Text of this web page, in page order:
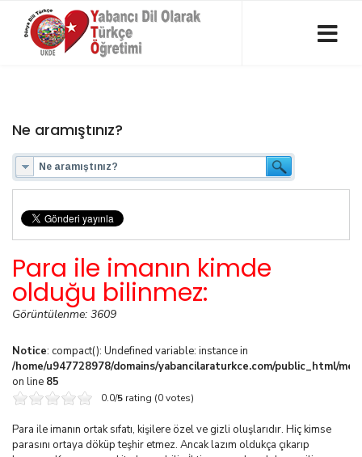
Ne aramıştınız?
Para ile imanın kimde
olduğu bilinmez:
Görüntülenme: 3609
Notice: compact(): Undefined variable: instance in
/home/u947728978/domains/yabancilaraturkce.com/public_html/
on line 85
0.0/5 rating (0 votes)
Para ile imanın ortak sıfatı, kişilere özel ve gizli oluşlarıdır. Hiç kimse
parasını ortaya döküp teşhir etmez. Ancak lazım oldukça çıkarıp